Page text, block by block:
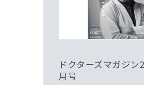
ドクターズマガジン
月号